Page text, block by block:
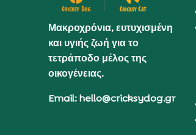
Μακροχρόνια, ευτυχισμένη
και υγιής ζωή για το
τετράποδο μέλος της
οικογένειας.
Email: hello@cricksydog.gr